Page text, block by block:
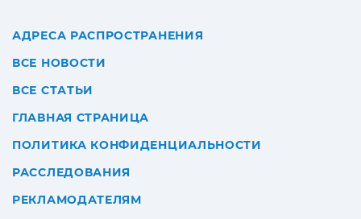
АДРЕСА РАСПРОСТРАНЕНИЯ
ВСЕ НОВОСТИ
ВСЕ СТАТЬИ
ГЛАВНАЯ СТРАНИЦА
ПОЛИТИКА КОНФИДЕНЦИАЛЬНОСТИ
РАССЛЕДОВАНИЯ
РЕКЛАМОДАТЕЛЯМ